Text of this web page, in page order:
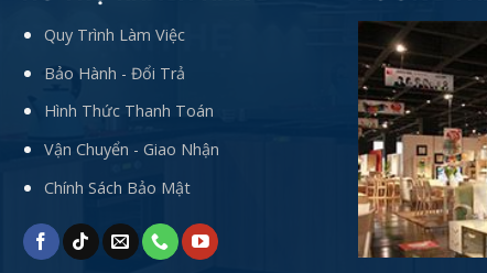
Quy Trình Làm Việc
Bảo Hành - Đổi Trả
Hình Thức Thanh Toán
Vận Chuyển - Giao Nhận
Chính Sách Bảo Mật